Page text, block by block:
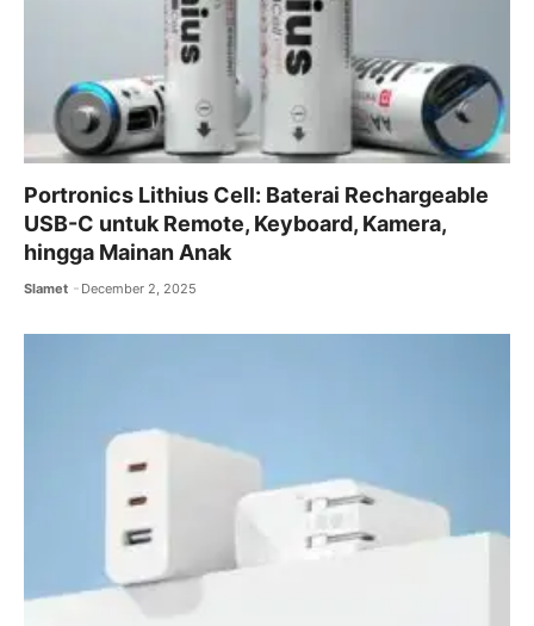
Portronics Lithius Cell: Baterai Rechargeable
USB-C untuk Remote, Keyboard, Kamera,
hingga Mainan Anak
Slamet December 2, 2025